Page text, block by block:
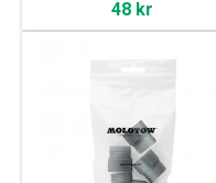
48 kr